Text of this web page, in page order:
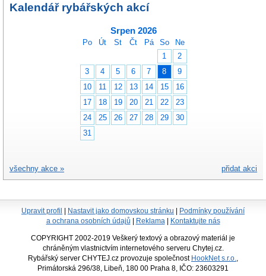
Kalendář rybářských akcí
Srpen 2026
Po Út St Čt Pá So
Ne
1
2
3
4 5 6 7 8
9
10
11 12 13 14 15
16
17
18 19 20 21 22
23
24
25 26 27 28 29
30
31
přidat akci
všechny akce »
Upravit profil Nastavit jako domovskou stránku
Podmínky používání
a ochrana osobních údajů
Reklama Kontaktujte nás
COPYRIGHT 2002-2019 Veškerý textový a obrazový materiál je
chráněným vlastnictvím internetového serveru Chytej.cz.
Rybářský server CHYTEJ.cz provozuje společnost HookNet s.r.o.
Primátorská 296/38, Libeň, 180 00 Praha 8, IČO: 23603291